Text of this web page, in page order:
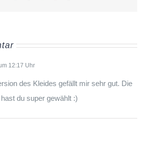
12:17 Uhr
des Kleides gefällt mir sehr gut. Die
du super gewählt :)